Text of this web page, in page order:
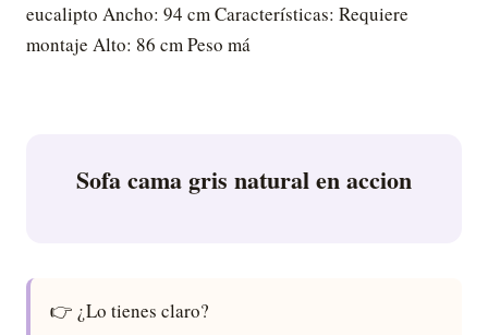
eucalipto Ancho: 94 cm Características: Requiere
montaje Alto: 86 cm Peso má
Sofa cama gris natural en accion
👉 ¿Lo tienes claro?